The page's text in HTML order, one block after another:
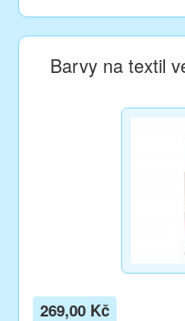
Barvy na textil
269,00 Kč